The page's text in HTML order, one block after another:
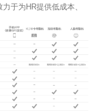
于为HR提供低成本、